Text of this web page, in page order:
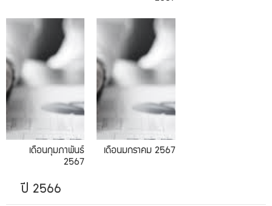
เดือนกุมภาพันธ์
2567
01.2024
เดือนมกราคม 2567
ปี 2566